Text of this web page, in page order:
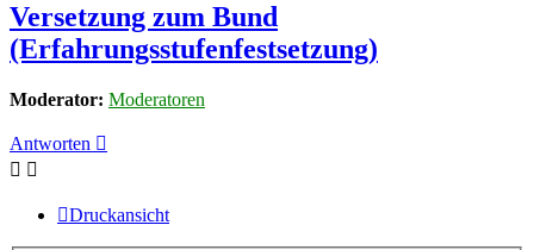
Versetzung zum Bund
(Erfahrungsstufenfestsetzung)
Moderator: Moderatoren
Antworten
Druckansicht